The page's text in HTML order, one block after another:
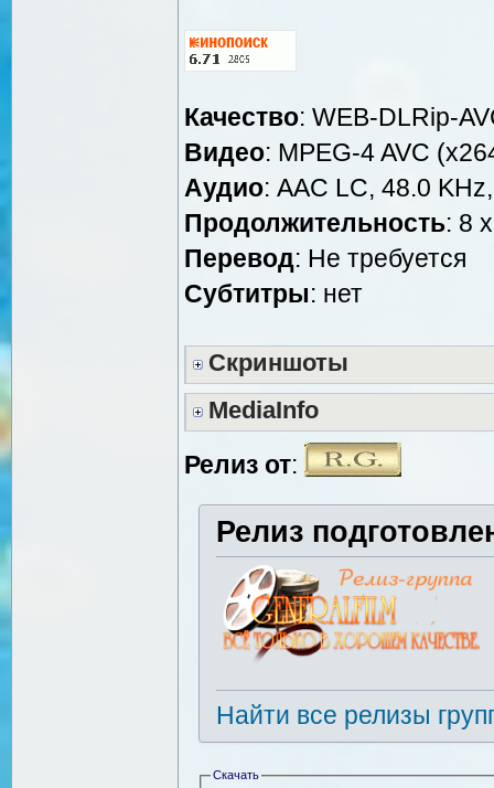
Качество: WEB-DLRip-
Видео: MPEG-4 AVC
Аудио: AAC LC, 48.0
Продолжительность: 8
Перевод: Не требуется
Cубтитры: нет
Скриншоты
MediaInfo
Релиз от:
Релиз
Найти все релизы
Скачать